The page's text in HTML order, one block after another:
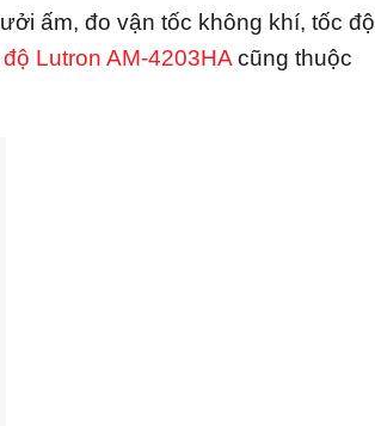
ấm, đo vận tốc không khí, tốc độ
độ Lutron AM-4203HA cũng thuộc